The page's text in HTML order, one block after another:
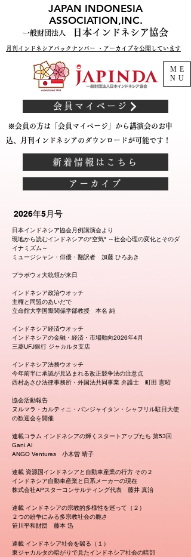
ME
NU
会員マイページ
JAPAN INDONESIA
ASSOCIATION,INC.
一般財団法人 日本インドネシア協会
新着情報はこちら
アーカイブ
※会員の方は「会員マイページ」から講演会のお申
込、月刊インドネシアのダウンロードが可能です！
月刊インドネシアバックナンバー ・アーカイブを公開しています
2026年5月号
日本インドネシア協会月例講演会より
現地から読むインドネシアの"空気" ～社会心理の変化とそのダ
イナミズム～
ミュージシャン・俳優・翻訳者 加藤 ひろあき
プラボウォ大統領が来日
インドネシア政治ウオッチ
主権と同盟のあいだで
立命館大学国際関係学部教授 本名 純
インドネシア経済ウオッチ
インドネシアの金融・経済・市場動向2026年4月
三菱UFJ銀行 ジャカルタ支店
インドネシア法務ウオッチ
今年前半に承認が見込まれる改正競争法の注意点
西村あさひ法律事務所・外国法共同事業 弁護士 町田 憲昭
協会活動報告
ヌルマラ・カルティニ・パンジャイタン・シャフリル駐日大使
の歓迎会を開催
連載コラム インドネシアの輝くスタートアップたち 第53回
Gani.AI
ANGO Ventures 小木曽 晴子
連載 資源国インドネシアと自動車産業の行方 その２
インドネシア自動車産業と日系メーカーの現在
株式会社APスターコンサルティング代表 藤井 真治
連載 インドネシアの宗教的多様性を巡って（２）
２つの紛争にみる多宗教社会の脆さ
笹川平和財団 藤本 迅
連載 インドネシア社会を齧る（１）
東ジャカルタの暗がりで見たインドネシア社会の暗部